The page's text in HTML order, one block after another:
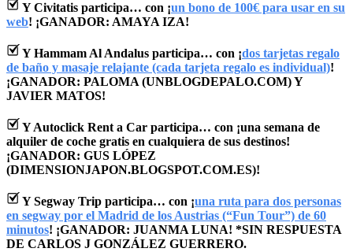
Y Civitatis participa… con ¡un bono de 100€ para usar en su
web! ¡GANADOR: AMAYA IZA!
Y Hammam Al Andalus participa… con ¡dos tarjetas regalo
de baño y masaje relajante (cada tarjeta regalo es individual)!
¡GANADOR: PALOMA (UNBLOGDEPALO.COM) Y
JAVIER MATOS!
Y Autoclick Rent a Car participa… con ¡una semana de
alquiler de coche gratis en cualquiera de sus destinos!
¡GANADOR: GUS LÓPEZ
(DIMENSIONJAPON.BLOGSPOT.COM.ES)!
Y Segway Trip participa… con ¡una ruta para dos personas
en segway por el Madrid de los Austrias (“Fun Tour”) de 60
minutos! ¡GANADOR: JUANMA LUNA! *SIN RESPUESTA
DE CARLOS J GONZÁLEZ GUERRERO.